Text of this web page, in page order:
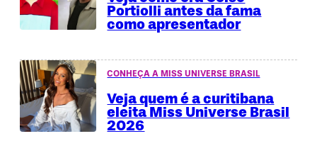
Portiolli antes da fama
como apresentador
CONHEÇA A MISS UNIVERSE BRASIL
Veja quem é a curitibana
eleita Miss Universe Brasil
2026